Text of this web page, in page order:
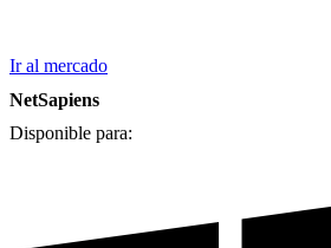
Ir al mercado
NetSapiens
Disponible para: